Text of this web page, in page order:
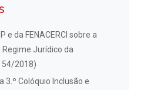
e da FENACERCI sobre a
Jurídico da
54/2018)
3.º Colóquio Inclusão e